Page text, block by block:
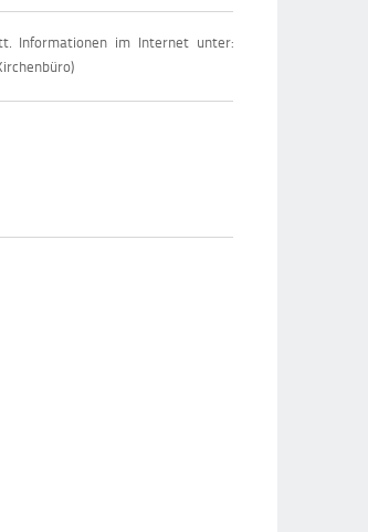
Informationen im Internet unter: